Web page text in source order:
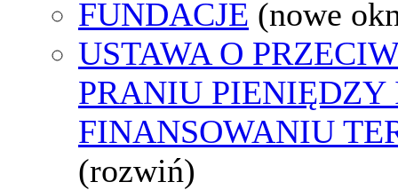
FUNDACJE (nowe
USTAWA O
PRANIU PIENIĘDZY
FINANSOWANIU
(rozwiń)